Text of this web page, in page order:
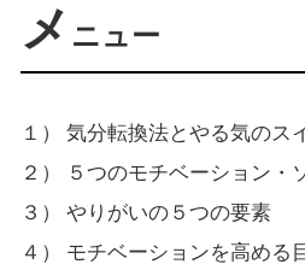
メ ニュー
１） 気分転換法とやる気のス
２） ５つのモチベーション・
３） やりがいの５つの要素
４） モチベーションを高める